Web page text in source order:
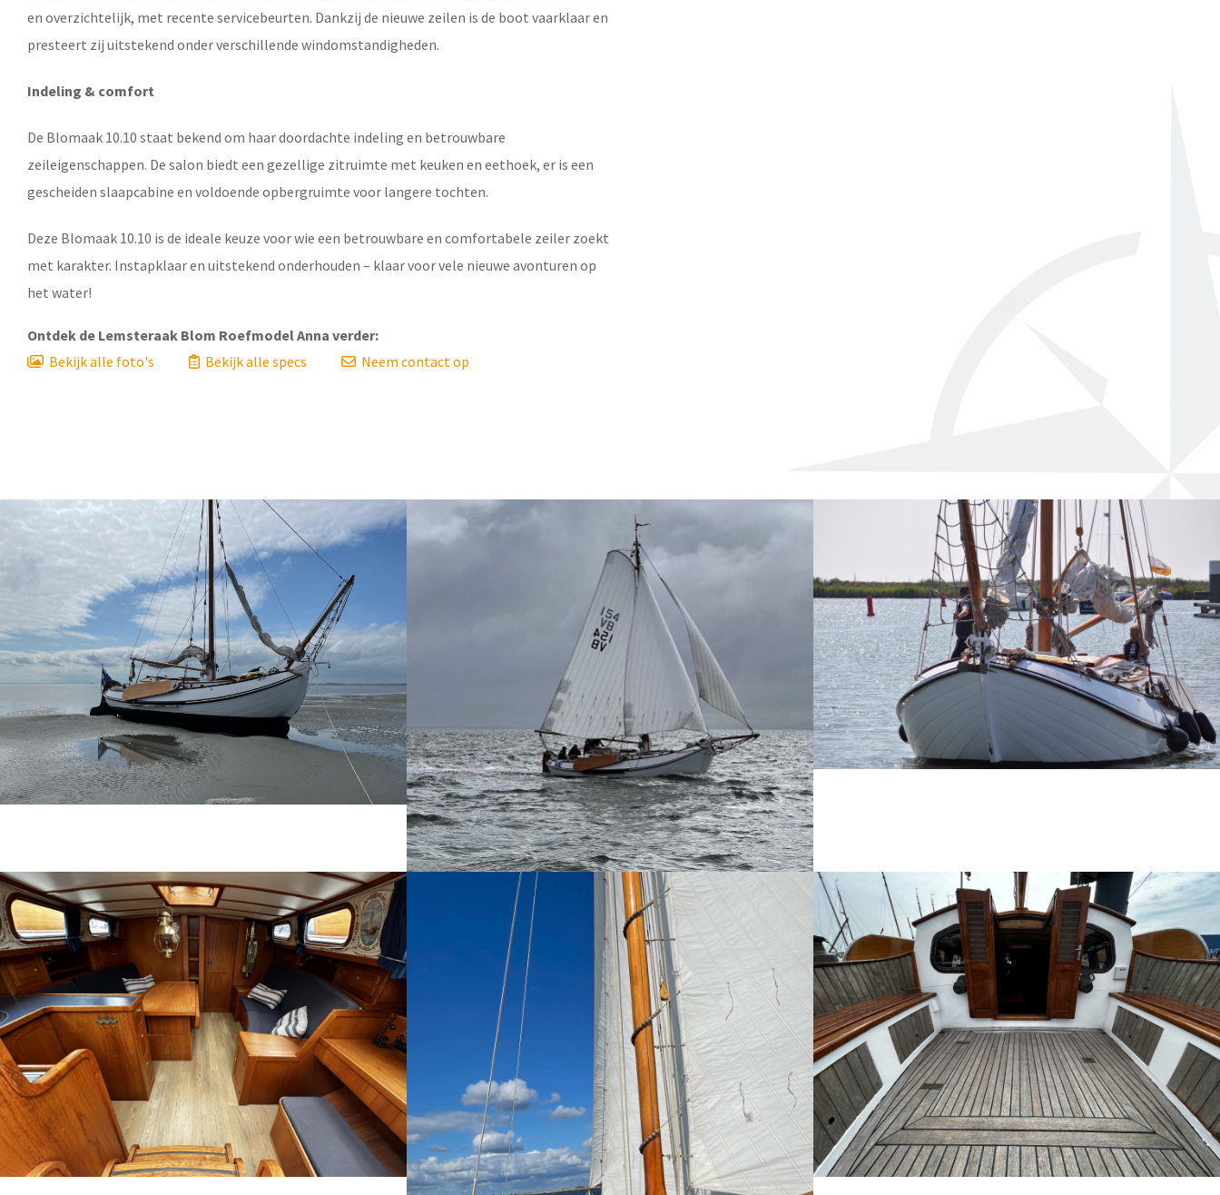
en overzichtelijk, met recente servicebeurten. Dankzij de nieuwe zeilen is de boot vaarklaar en
presteert zij uitstekend onder verschillende windomstandigheden.
Indeling & comfort
De Blomaak 10.10 staat bekend om haar doordachte indeling en betrouwbare
zeileigenschappen. De salon biedt een gezellige zitruimte met keuken en eethoek, er is een
gescheiden slaapcabine en voldoende opbergruimte voor langere tochten.
Deze Blomaak 10.10 is de ideale keuze voor wie een betrouwbare en comfortabele zeiler zoekt
met karakter. Instapklaar en uitstekend onderhouden – klaar voor vele nieuwe avonturen op
het water!
Ontdek de Lemsteraak Blom Roefmodel Anna verder:
Bekijk alle foto's
Bekijk alle specs Neem contact op